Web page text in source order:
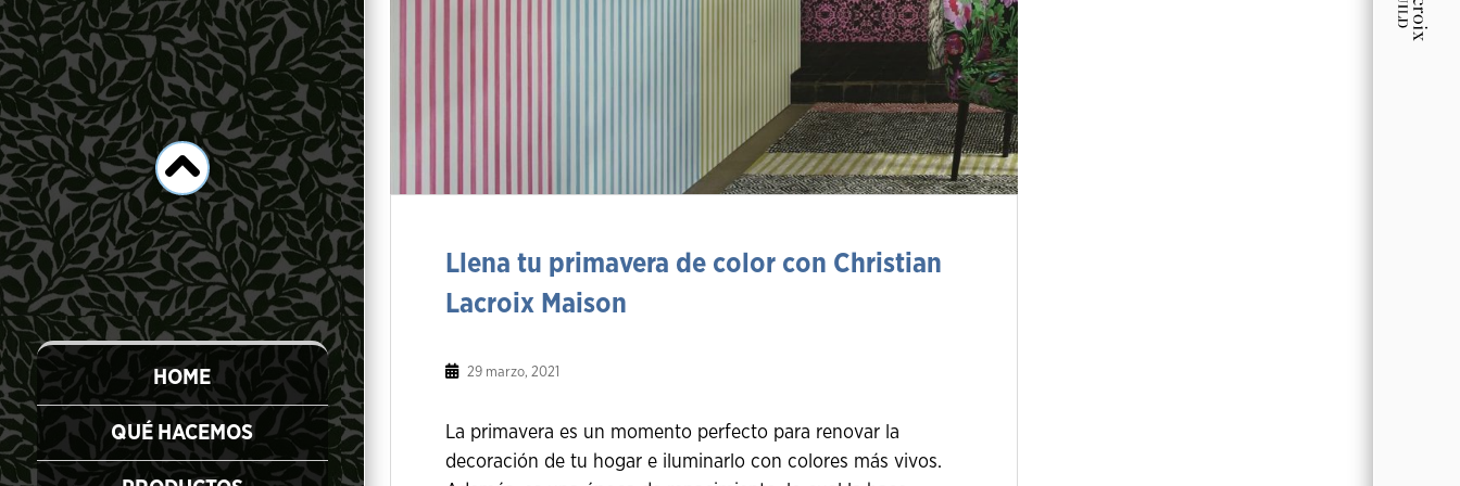
HOME
QUÉ HACEMOS
Llena tu primavera de color con Christian
Lacroix Maison
29 marzo, 2021
La primavera es un momento perfecto para renovar la
decoración de tu hogar e iluminarlo con colores más vivos.